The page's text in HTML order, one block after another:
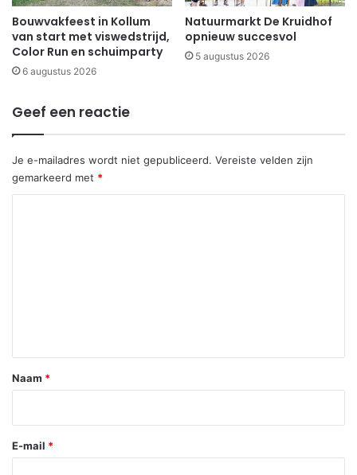
Bouwvakfeest in Kollum
van start met viswedstrijd,
Color Run en schuimparty
6 augustus 2026
Natuurmarkt De Kruidhof
opnieuw succesvol
5 augustus 2026
Geef een reactie
Je e-mailadres wordt niet gepubliceerd. Vereiste velden zijn
gemarkeerd met *
*
Naam *
E-mail *